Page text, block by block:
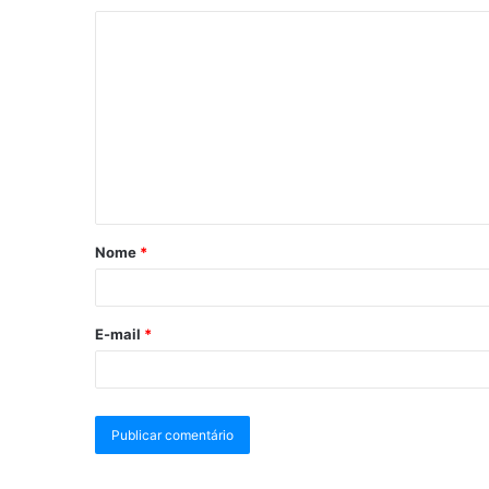
Nome *
E-mail *